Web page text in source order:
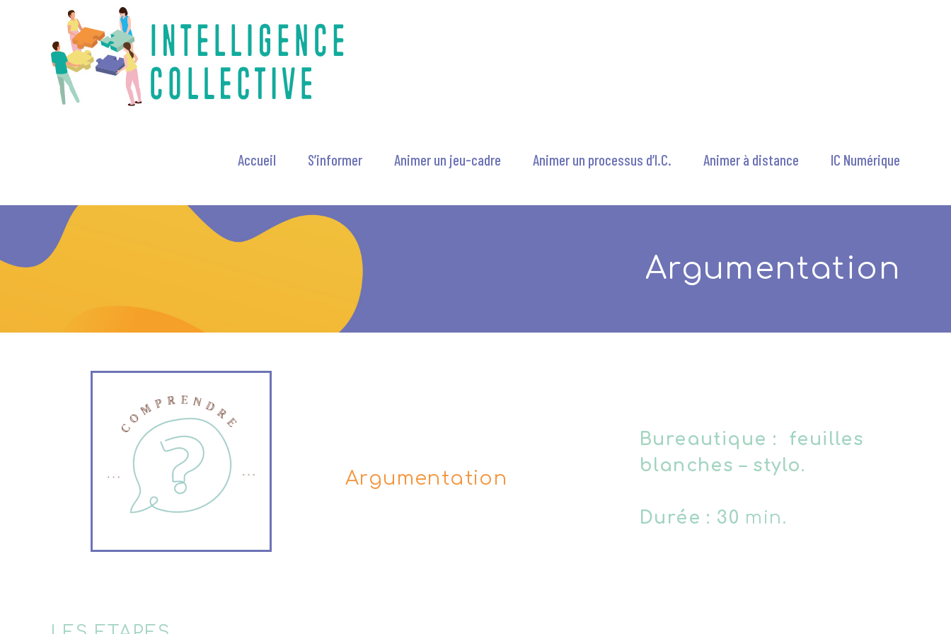
Accueil S’informer Animer un jeu-cadre Animer un processus d’I.C. Animer à distance IC Numérique
Argumentation
Argumentation
Bureautique : feuilles
blanches – stylo.
Durée : 30 min.